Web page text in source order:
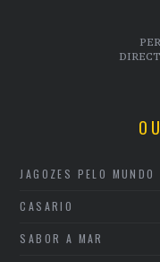
JAGOZES PELO MUNDO
CASARIO
SABOR A MAR